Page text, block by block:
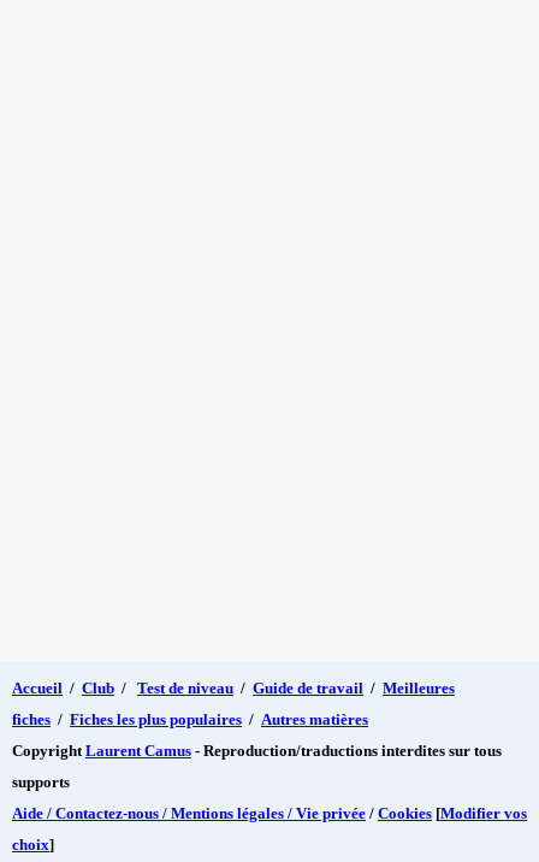
Accueil / Club / Test de niveau / Guide de travail / Meilleures
fiches / Fiches les plus populaires / Autres matières
Copyright Laurent Camus - Reproduction/traductions interdites sur tous
supports
Aide / Contactez-nous / Mentions légales / Vie privée / Cookies [Modifier vos
choix]